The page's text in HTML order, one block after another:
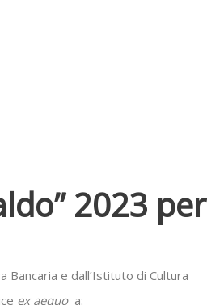
2023 per
Bancaria e dall’Istituto di Cultura
ex aequoa: